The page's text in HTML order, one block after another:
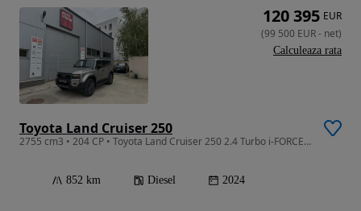
Toyota Land Cruiser 250
2755 cm3 • 204 CP • Toyota Land Cruiser 250 2.4 Turbo i-FORCE MAX Hybrid 326 CP 8AT AWD
852 km Diesel 2024
120 395 EUR
(99 500 EUR- net)
Calculeaza rata